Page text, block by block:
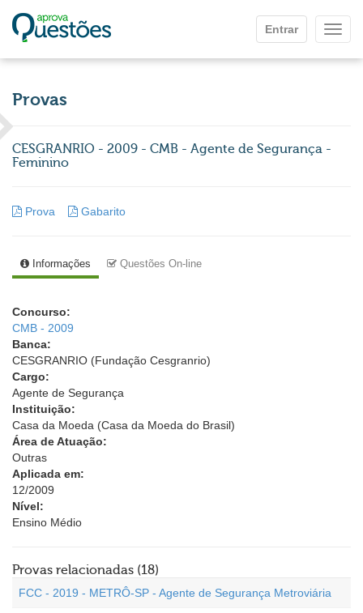
Entrar
Provas
CESGRANRIO - 2009 - CMB - Agente de Segurança -
Feminino
Prova Gabarito
Informações Questões On-line
Concurso:
CMB - 2009
Banca:
CESGRANRIO (Fundação Cesgranrio)
Cargo:
Agente de Segurança
Instituição:
Casa da Moeda (Casa da Moeda do Brasil)
Área de Atuação:
Outras
Aplicada em:
12/2009
Nível:
Ensino Médio
Provas relacionadas (18)
FCC - 2019 - METRÔ-SP - Agente de Segurança Metroviária